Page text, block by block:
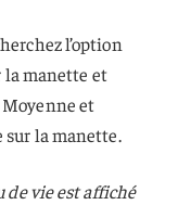
l’option
la manette et
et
sur la manette.
de vie est affiché